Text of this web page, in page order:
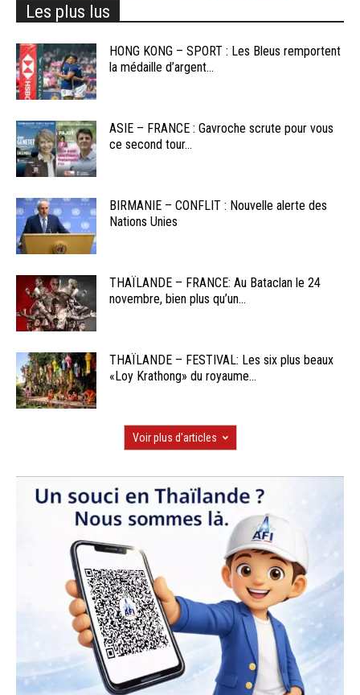
Les plus lus
HONG KONG – SPORT : Les Bleus remportent
la médaille d’argent...
ASIE – FRANCE : Gavroche scrute pour vous
ce second tour...
BIRMANIE – CONFLIT : Nouvelle alerte des
Nations Unies
THAÏLANDE – FRANCE: Au Bataclan le 24
novembre, bien plus qu’un...
THAÏLANDE – FESTIVAL: Les six plus beaux
«Loy Krathong» du royaume...
Voir plus d'articles